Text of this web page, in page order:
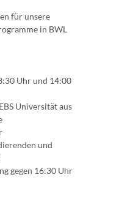
für unsere
in BWL
Uhr und 14:00
Universität aus
und
gegen 16:30 Uhr